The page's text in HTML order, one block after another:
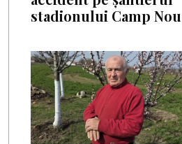
stadionului Camp Nou